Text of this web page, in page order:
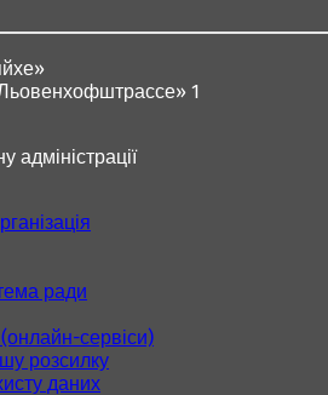
1
ради
сервіси)
розсилку
даних